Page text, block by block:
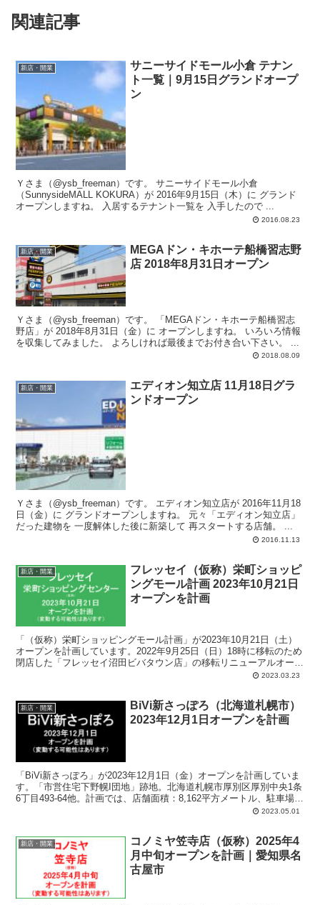
関連記事
新店・開業
サニーサイドモール小倉 テナン
ト一覧｜9月15日グランドオープ
ン
Ｙさま（@ysb_freeman）です。 サニーサイドモール小倉
（SunnysideMALL KOKURA）が 2016年9月15日（木）に グランド
オープンしますね。 入居するテナント一覧を 入手したので ...
2016.08.23
新店・開業
MEGAドン・キホーテ船橋習志野
店 2018年8月31日オープン
Ｙさま（@ysb_freeman）です。 「MEGAドン・キホーテ船橋習志
野店」が 2018年8月31日（金）に オープンしますね。 いろいろ情報
を収集してみました。 よろしければ最後までお付き合い下さい。 ...
2018.08.09
新店・開業
エディオン知立店 11月18日グラ
ンドオープン
Ｙさま（@ysb_freeman）です。 エディオン知立店が 2016年11月18
日（金）に グランドオープンしますね。 元々「エディオン知立店」
だった建物を 一度解体した後に新築して 再スタートする店舗。 ...
2016.11.13
新店・開業
フレッセイ（仮称）栄町ショッピ
ングモール計画 2023年10月21日
オープンを計画
「（仮称）栄町ショッピングモール計画」が2023年10月21日（土）
オープンを計画しています。2022年9月25日（日）18時に移転のため
閉店した「フレッセイ沼田ビバタウン店」の移転リニューアルオープ
ン。群馬県沼田市栄町210-1 外。計画では、店舗面積：7,017平方メ
2023.03.23
新店・開業
BiVi新さっぽろ（北海道札幌市）
2023年12月1日オープンを計画
「BiVi新さっぽろ」が2023年12月1日（金）オープンを計画していま
す。「市営住宅下野幌I団地」跡地。北海道札幌市厚別区厚別中央1条
6丁目493-64他。計画では、店舗面積：8,162平方メートル、駐車場：
82台、駐輪場：186台、営業時間：午前9時00分-午後9時00分。2023.05.01
新店・開業
コノミヤ笠寺店（仮称）2025年4
月中旬オープンを計画｜愛知県名
古屋市